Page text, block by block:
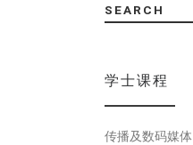
SEARCH
学士课程
传播及数码媒